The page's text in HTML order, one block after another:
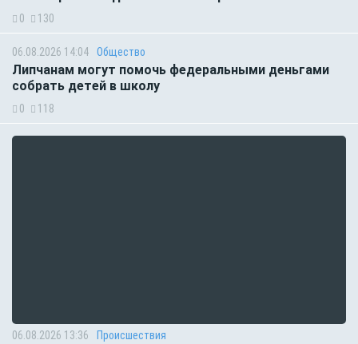
0 130
06.08.2026 14:04 Общество
Липчанам могут помочь федеральными деньгами
собрать детей в школу
0 118
06.08.2026 13:36 Происшествия